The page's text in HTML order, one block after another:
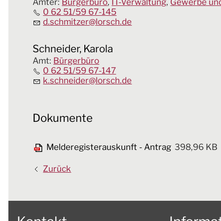
Ämter: Bürgerbüro, IT-Verwaltung, Gewerbe
0 62 51/59 67-145
d.schmitzer@lorsch.de
Schneider, Karola
Amt: Bürgerbüro
0 62 51/59 67-147
k.schneider@lorsch.de
Dokumente
Melderegisterauskunft - Antrag 398,96 KB
Zurück